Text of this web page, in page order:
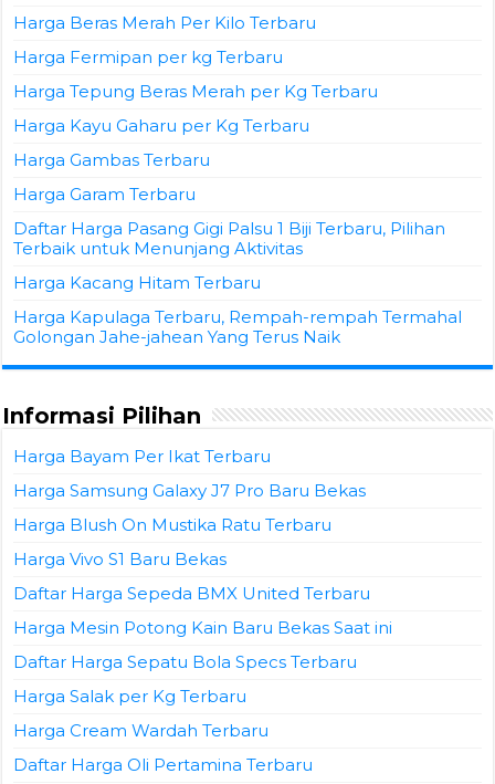
Harga Beras Merah Per Kilo Terbaru
Harga Fermipan per kg Terbaru
Harga Tepung Beras Merah per Kg Terbaru
Harga Kayu Gaharu per Kg Terbaru
Harga Gambas Terbaru
Harga Garam Terbaru
Daftar Harga Pasang Gigi Palsu 1 Biji Terbaru, Pilihan
Terbaik untuk Menunjang Aktivitas
Harga Kacang Hitam Terbaru
Harga Kapulaga Terbaru, Rempah-rempah Termahal
Golongan Jahe-jahean Yang Terus Naik
Informasi Pilihan
Harga Bayam Per Ikat Terbaru
Harga Samsung Galaxy J7 Pro Baru Bekas
Harga Blush On Mustika Ratu Terbaru
Harga Vivo S1 Baru Bekas
Daftar Harga Sepeda BMX United Terbaru
Harga Mesin Potong Kain Baru Bekas Saat ini
Daftar Harga Sepatu Bola Specs Terbaru
Harga Salak per Kg Terbaru
Harga Cream Wardah Terbaru
Daftar Harga Oli Pertamina Terbaru